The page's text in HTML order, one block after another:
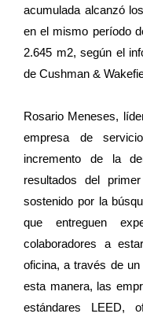
acumulada alcanzó
en el mismo período
2.645 m2, según el
de Cushman &
Rosario Meneses,
empresa de
incremento de la
resultados del
sostenido por la
que entreguen
colaboradores a
oficina, a través de
esta manera, las
estándares LEED,